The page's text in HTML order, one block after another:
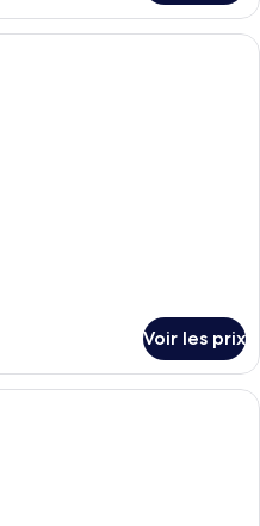
Une chambre d’hôtel comprenant
Voir les prix